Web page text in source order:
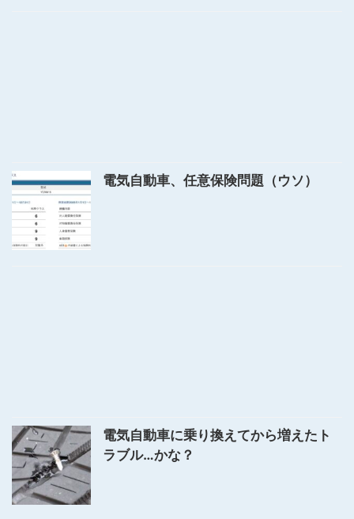
電気自動車、任意保険問題（ウソ）
電気自動車に乗り換えてから増えたト
ラブル…かな？